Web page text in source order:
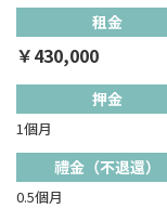
租金
￥430,000
押金
1個月
禮金（不退還）
0.5個月